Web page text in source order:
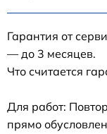
Гарантия от
— до 3 месяцев.
Что считается
Для работ:
прямо